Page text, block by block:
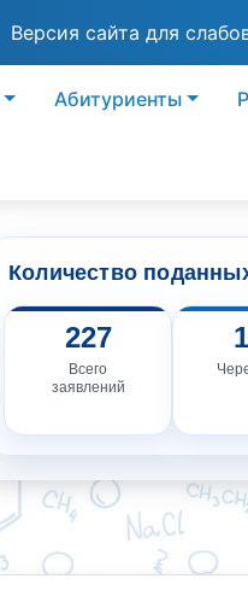
Версия сайта для
Абитуриенты
Количество
227
Всего
заявлений